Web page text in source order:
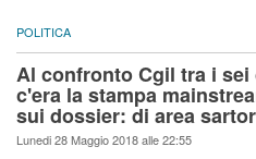
POLITICA
Al confronto Cgil tra i
c'era la stampa
sui dossier: di area
Lunedi 28 Maggio 2018 alle 22:55